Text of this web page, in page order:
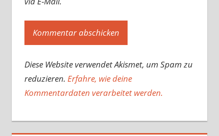
Diese Website verwendet Akismet, um Spam zu
reduzieren. Erfahre, wie deine
Kommentardaten verarbeitet werden.